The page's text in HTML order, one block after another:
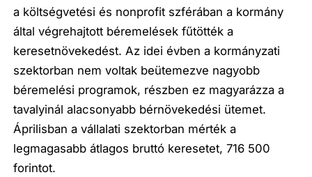
a költségvetési és nonprofit szférában a kormány
által végrehajtott béremelések fűtötték a
keresetnövekedést. Az idei évben a kormányzati
szektorban nem voltak beütemezve nagyobb
béremelési programok, részben ez magyarázza a
tavalyinál alacsonyabb bérnövekedési ütemet.
Áprilisban a vállalati szektorban mérték a
legmagasabb átlagos bruttó keresetet, 716 500
forintot.